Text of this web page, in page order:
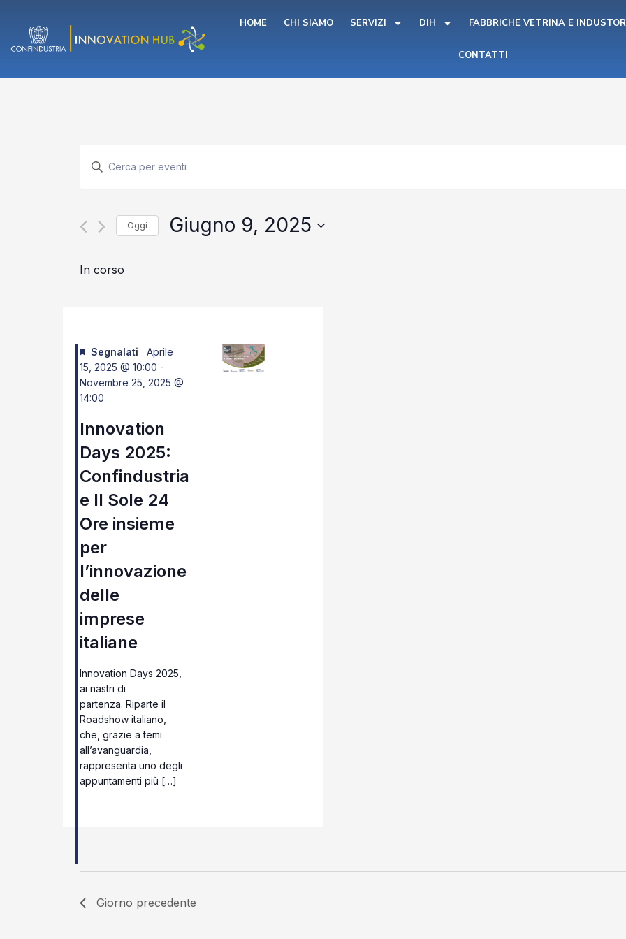
contenuto
HOME CHI SIAMO SERVIZI DIH FABBRICHE VETRINA E
CONTATTI
Eventi
Ricerca
Navigazione
Inserisci
Parola
Chiave.
per
Oggi Giugno 9, 2025
data.
In corso
Segnalati
Aprile
15, 2025 @ 10:00 -
Novembre 25, 2025 @
14:00
Innovation
Days 2025:
Confindustria
e Il Sole 24
Ore insieme
per
l’innovazione
delle
imprese
italiane
Innovation Days 2025,
ai nastri di
partenza. Riparte il
Roadshow italiano,
che, grazie a temi
all’avanguardia,
rappresenta uno degli
appuntamenti più […]
Giorno precedente